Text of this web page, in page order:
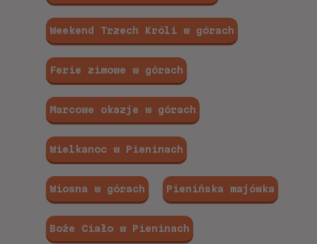
Weekend Trzech Króli w górach
Ferie zimowe w górach
Marcowe okazje w górach
Wielkanoc w Pieninach
Wiosna w górach Pienińska majówka
Boże Ciało w Pieninach